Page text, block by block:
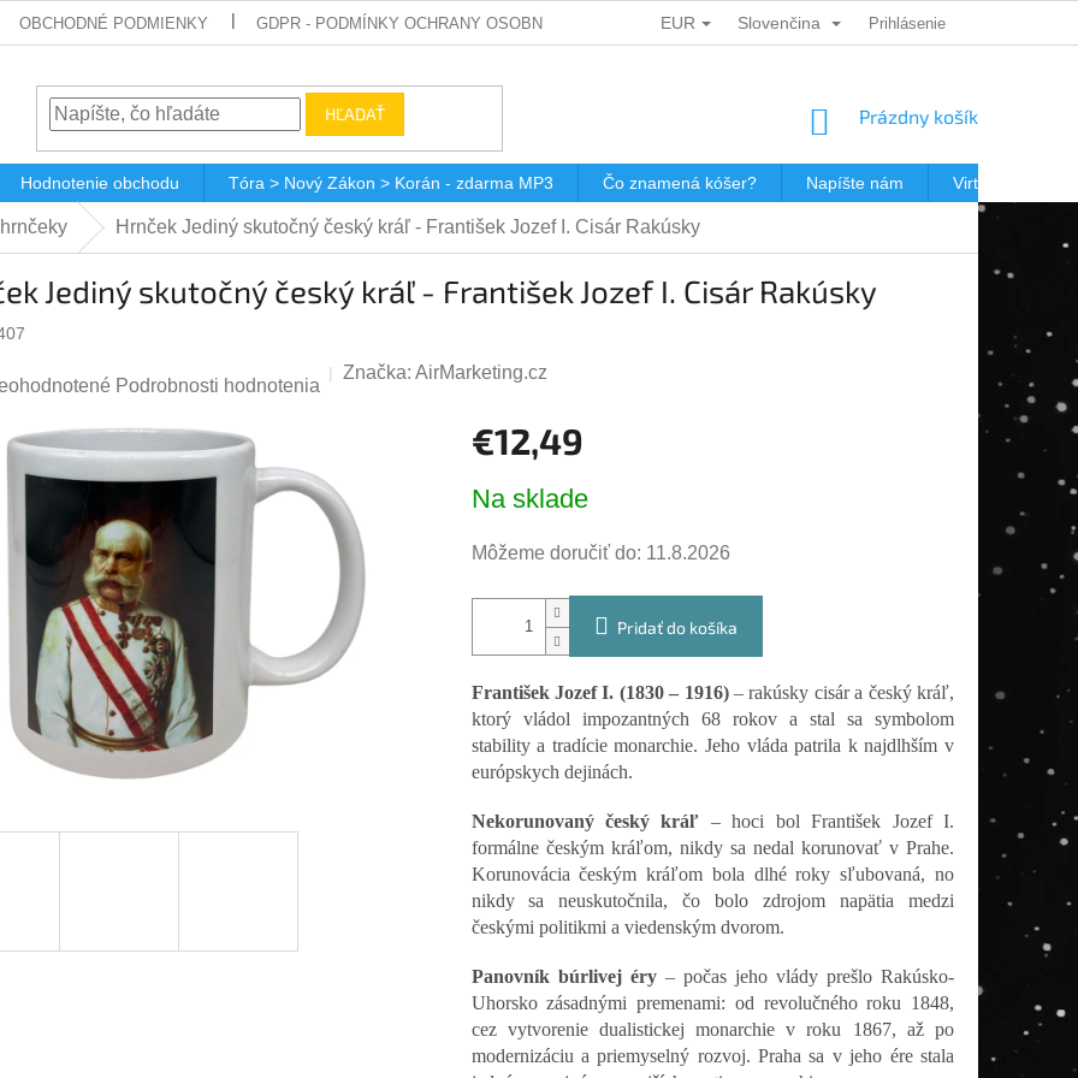
OBCHODNÉ PODMIENKY GDPR - PODMÍNKY OCHRANY OSOBNÍCH ÚDAJŮ DÁRKOVÉ KUPONY POŠTOVNÉ V JEWISHOP
EUR Slovenčina Prihlásenie
HĽADAŤ
NÁKUPNÝ
Prázdny košík
Hodnotenie obchodu Tóra > Nový Zákon > Korán - zdarma MP3 Čo znamená kóšer? Napíšte nám Virtuálna
Hrnček Jediný skutočný český kráľ - František Jozef I. Cisár Rakúsky
Jediný skutočný český kráľ - František Jozef I. Cisár Rakúsky
Podrobnosti hodnotenia
Značka: AirMarketing.cz
€12,49
cena:
Na sklade
Môžeme doručiť do: 11.8.2026
Pridať do košíka
František Jozef I. (1830 – 1916)– rakúsky cisár a český kráľ,
ktorý vládol impozantných 68 rokov a stal sa symbolom
stability a tradície monarchie. Jeho vláda patrila k najdlhším v
európskych dejinách.
Nekorunovaný český kráľ – hoci bol František Jozef I.
formálne českým kráľom, nikdy sa nedal korunovať v Prahe.
Korunovácia českým kráľom bola dlhé roky sľubovaná, no
nikdy sa neuskutočnila, čo bolo zdrojom napätia medzi
českými politikmi a viedenským dvorom.
Panovník búrlivej éry– počas jeho vlády prešlo Rakúsko-
Uhorsko zásadnými premenami: od revolučného roku 1848,
cez vytvorenie dualistickej monarchie v roku 1867, až po
modernizáciu a priemyselný rozvoj. Praha sa v jeho ére stala